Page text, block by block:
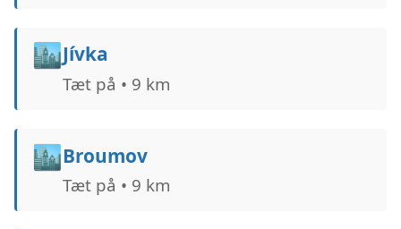
🏙️Jívka
Tæt på • 9 km
🏙️Broumov
Tæt på • 9 km